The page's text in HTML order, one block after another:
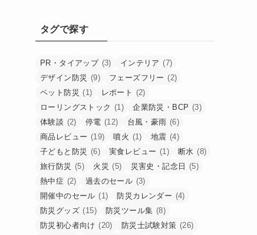
タグで探す
PR・タイアップ (3) インテリア (7)
デザイン防災 (9) フェーズフリー (2)
ペット防災 (1) レポート (2)
ローリングストック (1) 企業防災・BCP (3)
体験談 (2) 停電 (12) 台風・豪雨 (6)
商品レビュー (19) 噴火 (1) 地震 (4)
子どもと防災 (6) 実食レビュー (1) 断水 (8)
旅行防災 (5) 火災 (5) 災害史・記念日 (5)
熱中症 (2) 過去のセール (3)
開催中のセール (1) 防災カレンダー (4)
防災グッズ (15) 防災ツール集 (8)
防災初心者向け (20) 防災士試験対策 (26)